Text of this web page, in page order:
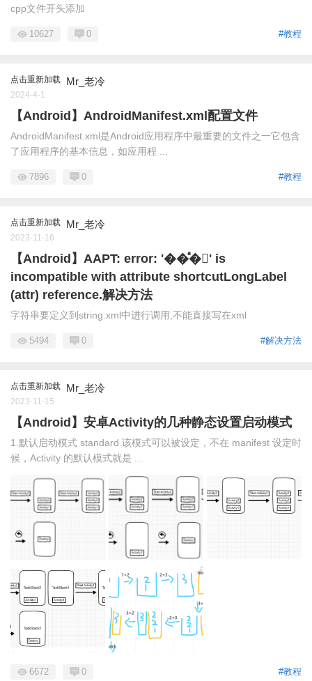
cpp文件开头添加
#教程
10627 0
点击重新加载 Mr_老冷
2024-4-1
【Android】AndroidManifest.xml配置文件
AndroidManifest.xml是Android应用程序中最重要的文件之一它包含
了应用程序的基本信息，如应用程 ...
#教程
7896 0
点击重新加载 Mr_老冷
2023-11-16
【Android】AAPT: error: '��ͣ�' is
incompatible with attribute shortcutLongLabel
(attr) reference.解决方法
字符串要定义到string.xml中进行调用,不能直接写在xml
#解决方法
5494 0
点击重新加载 Mr_老冷
2023-11-15
【Android】安卓Activity的几种静态设置启动模式
1.默认启动模式 standard 该模式可以被设定，不在 manifest 设定时
候，Activity 的默认模式就是 ...
#教程
6672 0